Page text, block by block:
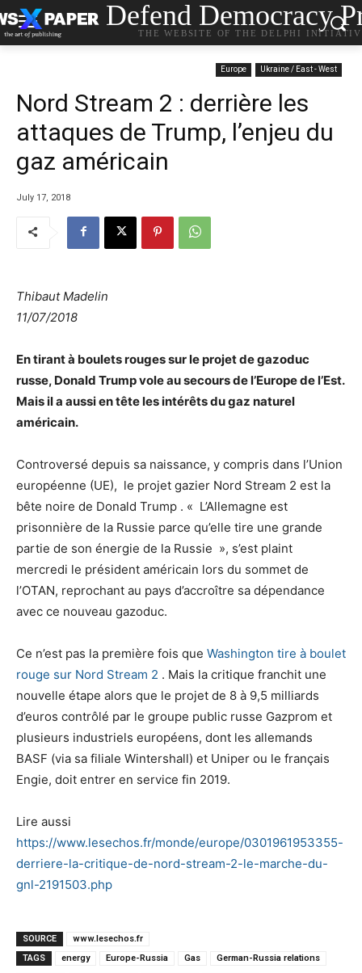
Defend Democracy
THE WEBSITE OF THE DELPHI
Europe Ukraine / East - West
Nord Stream 2 : derrière les
attaques de Trump, l’enjeu du
gaz américain
July 17, 2018
Thibaut Madelin
11/07/2018
En tirant à boulets rouges sur le projet de gazoduc
russe, Donald Trump vole au secours de l’Europe de l’Est.
Mais il a aussi en tête les intérêts du gaz naturel
américain.
Controversé depuis sa naissance, y compris dans l’Union
européenne (UE), le projet gazier Nord Stream 2 est la
bête noire de Donald Trump . « L’Allemagne est
prisonnière de la Russie parce qu’elle tire une grande
partie de son énergie de la Russie », s’est plaint
mercredi le président américain lors du sommet de
l’OTAN, reprochant au pays d’accroître sa dépendance
avec ce nouveau gazoduc.
Ce n’est pas la première fois que Washington tire à boulet
rouge sur Nord Stream 2 . Mais la critique franchit une
nouvelle étape alors que le projet de 8 à 9,5 milliards
d’euros contrôlé par le groupe public russe Gazprom et
plusieurs industriels européens, dont les allemands
BASF (via sa filiale Wintershall) et Uniper ou le français
Engie, doit entrer en service fin 2019.
Lire aussi
https://www.lesechos.fr/monde/europe/0301961953355-
derriere-la-critique-de-nord-stream-2-le-marche-du-
gnl-2191503.php
SOURCE
www.lesechos.fr
TAGS
energy Europe-Russia Gas German-Russia relations